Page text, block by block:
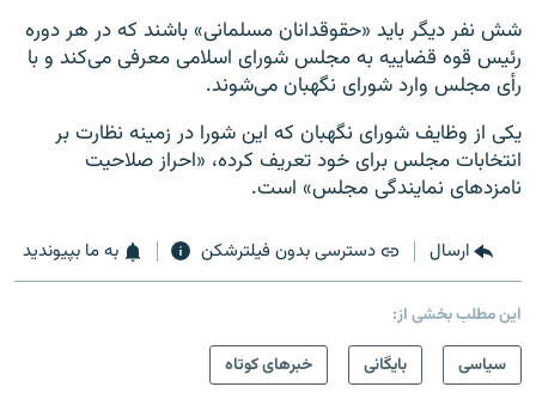
شش نفر دیگر باید «حقوق­دانان مسلمانی» باشند که در هر دوره
رئیس قوه قضاییه به مجلس شورای اسلامی معرفی می‌کند و با
رأی مجلس وارد شورای نگهبان می‌شوند.
یکی از وظایف شورای نگهبان که این شورا در زمینه نظارت بر
انتخابات مجلس برای خود تعریف کرده، «احراز صلاحیت
نامزدهای نمایندگی مجلس» است.
ارسال دسترسی بدون فیلترشکن به ما بپیوندید
این مطلب بخشی از:
سیاسی
بایگانی خبرهای کوتاه